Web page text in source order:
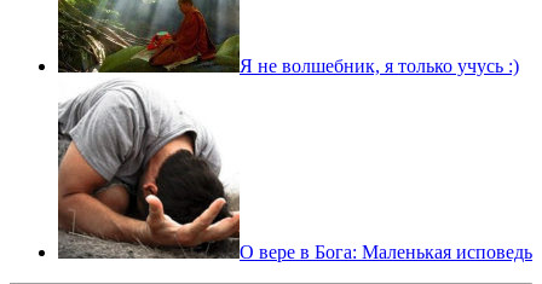
Я не волшебник, я только учусь :)
О вере в Бога: Маленькая исповедь